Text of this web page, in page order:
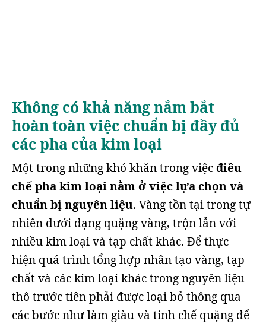
Không có khả năng nắm bắt
hoàn toàn việc chuẩn bị đầy đủ
các pha của kim loại
Một trong những khó khăn trong việcđiều
chế pha kim loại nằm ở việc lựa chọn và
chuẩn bị nguyên liệu. Vàng tồn tại trong tự
nhiên dưới dạng quặng vàng, trộn lẫn với
nhiều kim loại và tạp chất khác. Để thực
hiện quá trình tổng hợp nhân tạo vàng, tạp
chất và các kim loại khác trong nguyên liệu
thô trước tiên phải được loại bỏ thông qua
các bước như làm giàu và tinh chế quặng để